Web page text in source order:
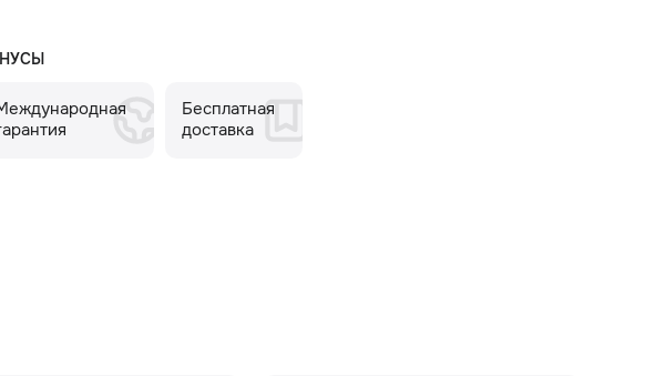
Бесплатная
доставка